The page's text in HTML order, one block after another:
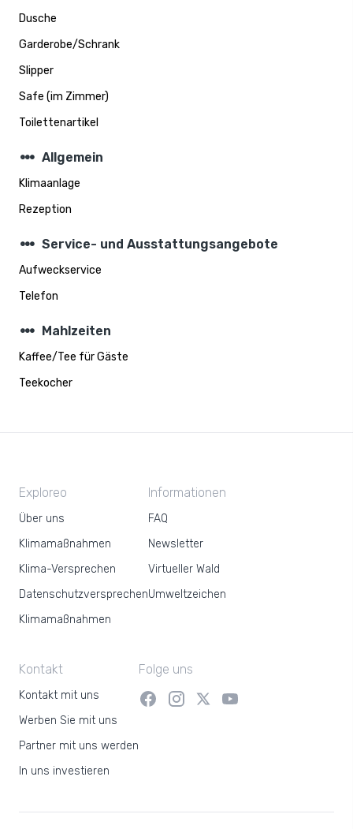
Dusche
Garderobe/Schrank
Slipper
Safe (im Zimmer)
Toilettenartikel
steppers Allgemein
Klimaanlage
Rezeption
steppers Service- und Ausstattungsangebote
Aufweckservice
Telefon
steppers Mahlzeiten
Kaffee/Tee für Gäste
Teekocher
Exploreo
Über uns
Klimamaßnahmen
Klima-Versprechen
Datenschutzversprechen
Klimamaßnahmen
Informationen
FAQ
Newsletter
Virtueller Wald
Umweltzeichen
Kontakt
Kontakt mit uns
Werben Sie mit uns
Partner mit uns werden
In uns investieren
Folge uns